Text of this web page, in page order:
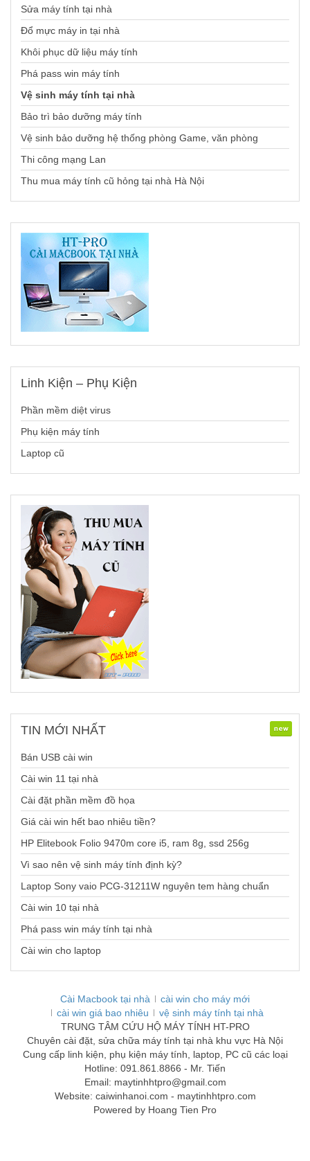
Sửa máy tính tại nhà
Đổ mực máy in tại nhà
Khôi phục dữ liệu máy tính
Phá pass win máy tính
Vệ sinh máy tính tại nhà
Bảo trì bảo dưỡng máy tính
Vệ sinh bảo dưỡng hệ thống phòng Game, văn phòng
Thi công mạng Lan
Thu mua máy tính cũ hỏng tại nhà Hà Nội
Linh Kiện – Phụ Kiện
Phần mềm diệt virus
Phụ kiện máy tính
Laptop cũ
TIN MỚI NHẤT
Bán USB cài win
Cài win 11 tại nhà
Cài đặt phần mềm đồ họa
Giá cài win hết bao nhiêu tiền?
HP Elitebook Folio 9470m core i5, ram 8g, ssd 256g
Vì sao nên vệ sinh máy tính định kỳ?
Laptop Sony vaio PCG-31211W nguyên tem hàng chuẩn
Cài win 10 tại nhà
Phá pass win máy tính tại nhà
Cài win cho laptop
Cài Macbook tại nhà
cài win cho máy mới
cài win giá bao nhiêu
vệ sinh máy tính tại nhà
TRUNG TÂM CỨU HỘ MÁY TÍNH HT-PRO
Chuyên cài đặt, sửa chữa máy tính tại nhà khu vực Hà Nội
Cung cấp linh kiện, phụ kiện máy tính, laptop, PC cũ các loại
Hotline: 091.861.8866 - Mr. Tiến
Email: maytinhhtpro@gmail.com
Website: caiwinhanoi.com - maytinhhtpro.com
Powered by Hoang Tien Pro